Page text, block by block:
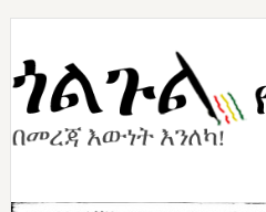
Skip
primary
navigation
Skip
content
Skip
primary
sidebar